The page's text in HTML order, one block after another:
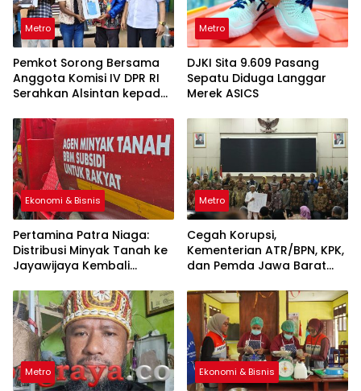
Metro
Pemkot Sorong Bersama
Anggota Komisi IV DPR RI
Serahkan Alsintan kepada
Metro
DJKI Sita 9.609 Pasang
Sepatu Diduga Langgar
Merek ASICS
Ekonomi & Bisnis
Pertamina Patra Niaga:
Distribusi Minyak Tanah ke
Jayawijaya Kembali
Metro
Cegah Korupsi,
Kementerian ATR/BPN, KPK,
dan Pemda Jawa Barat
Metro Ekonomi & Bisnis